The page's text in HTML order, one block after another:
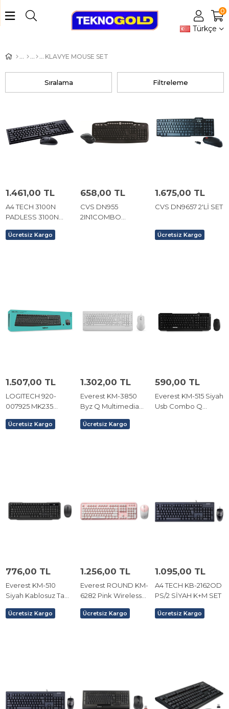
Türkçe
0
KLAVYE MOUSE SET
Filtreleme
Sıralama
1.461,00 TL
A4 TECH 3100N
PADLESS 3100N
STANDART
Ücretsiz Kargo
658,00 TL
CVS DN955
2IN1COMBO
1.675,00 TL
CVS DN9657 2'Lİ SET
Ücretsiz Kargo
1.507,00 TL
LOGITECH 920-
007925 MK235
KLAVYE&MOU
Ücretsiz Kargo
1.302,00 TL
Everest KM-3850
Byz Q Multimedia
Ücretsiz Kargo
590,00 TL
Everest KM-515 Siyah
Usb Combo Q
776,00 TL
Everest KM-510
Siyah Kablosuz Tam
Klavye+Mouse Set
Ücretsiz Kargo
1.256,00 TL
Everest ROUND KM-
6282 Pink Wireless
Ücretsiz Kargo
1.095,00 TL
A4 TECH KB-2162OD
PS/2 SİYAH K+M SET
Ücretsiz Kargo